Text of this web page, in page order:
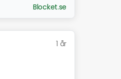
Blocket.se
1 år